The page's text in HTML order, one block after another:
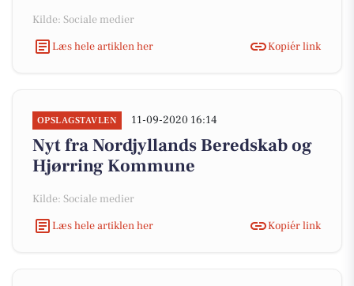
Kilde: Sociale medier
Læs hele artiklen her
Kopiér link
OPSLAGSTAVLEN 11-09-2020 16:14
Nyt fra Nordjyllands Beredskab og
Hjørring Kommune
Kilde: Sociale medier
Læs hele artiklen her
Kopiér link